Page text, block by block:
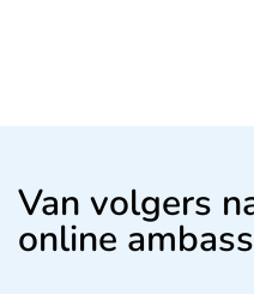
Van volgers
online